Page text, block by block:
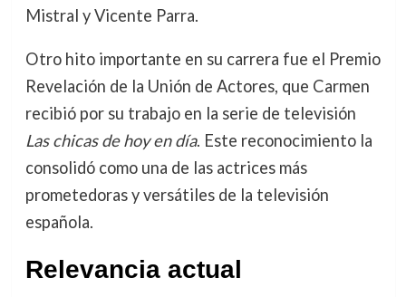
Mistral y Vicente Parra.
Otro hito importante en su carrera fue el Premio
Revelación de la Unión de Actores, que Carmen
recibió por su trabajo en la serie de televisión
Las chicas de hoy en día. Este reconocimiento la
consolidó como una de las actrices más
prometedoras y versátiles de la televisión
española.
Relevancia actual